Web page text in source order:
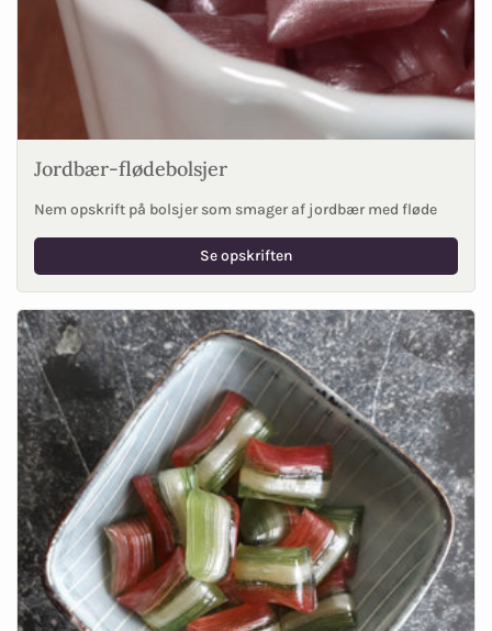
Jordbær-flødebolsjer
Nem opskrift på bolsjer som smager af jordbær med fløde
Se opskriften